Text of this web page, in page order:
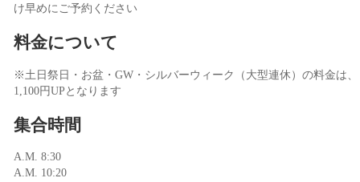
け早めにご予約ください
料金について
※土日祭日・お盆・GW・シルバーウィーク（大型連休）の料金は、
1,100円UPとなります
集合時間
A.M. 8:30
A.M. 10:20